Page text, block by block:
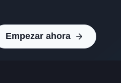
Empezar ahora